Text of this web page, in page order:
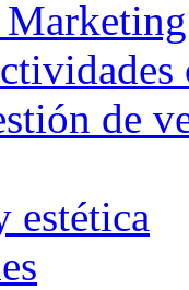
de
estética